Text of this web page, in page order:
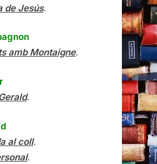
de Jesús.
amb Montaigne.
.
al coll.
.